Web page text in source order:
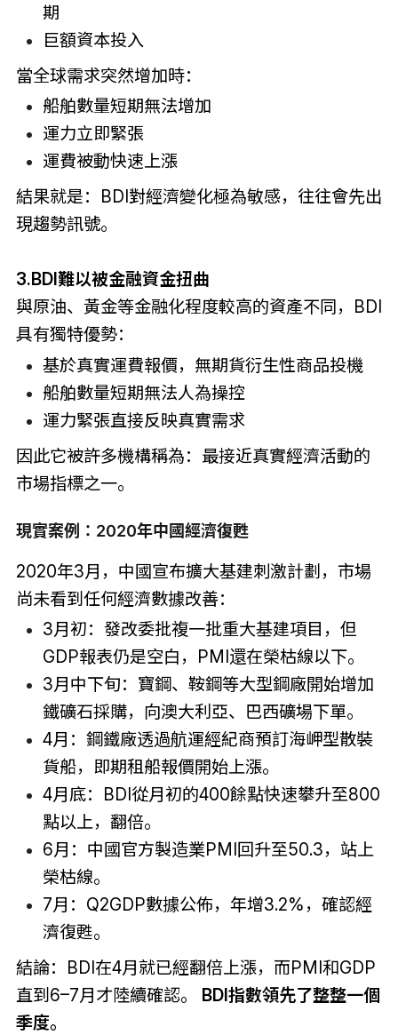
期
巨額資本投入
當全球需求突然增加時：
船舶數量短期無法增加
運力立即緊張
運費被動快速上漲
結果就是：BDI對經濟變化極為敏感，往往會先出
現趨勢訊號。
3.BDI難以被金融資金扭曲
與原油、黃金等金融化程度較高的資產不同，BDI
具有獨特優勢：
基於真實運費報價，無期貨衍生性商品投機
船舶數量短期無法人為操控
運力緊張直接反映真實需求
因此它被許多機構稱為：最接近真實經濟活動的
市場指標之一。
現實案例：2020年中國經濟復甦
2020年3月，中國宣布擴大基建刺激計劃，市場
尚未看到任何經濟數據改善：
3月初：發改委批複一批重大基建項目，但
GDP報表仍是空白，PMI還在榮枯線以下。
3月中下旬：寶鋼、鞍鋼等大型鋼廠開始增加
鐵礦石採購，向澳大利亞、巴西礦場下單。
4月：鋼鐵廠透過航運經紀商預訂海岬型散裝
貨船，即期租船報價開始上漲。
4月底：BDI從月初的400餘點快速攀升至800
點以上，翻倍。
6月：中國官方製造業PMI回升至50.3，站上
榮枯線。
7月：Q2GDP數據公佈，年增3.2%，確認經
濟復甦。
結論：BDI在4月就已經翻倍上漲，而PMI和GDP
直到6–7月才陸續確認。 BDI指數領先了整整一個
季度。